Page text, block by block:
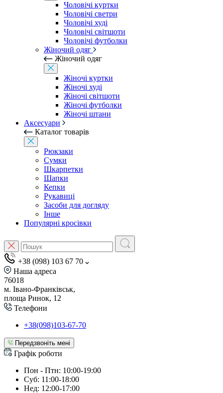
Чоловічі куртки
Чоловічі светри
Чоловічі худі
Чоловічі світшоти
Чоловічі футболки
Жіночий одяг
Жіночий одяг
Жіночі куртки
Жіночі худі
Жіночі світшоти
Жіночі футболки
Жіночі штани
Аксесуари
Каталог товарів
Рюкзаки
Сумки
Шкарпетки
Шапки
Кепки
Рукавиці
Засоби для догляду
Інше
Популярні кросівки
+38 (098) 103 67 70
Наша адреса
76018
м. Івано-Франківськ,
площа Ринок, 12
Телефони
+38(098)103-67-70
Передзвоніть мені
Графік роботи
Пон - Птн: 10:00-19:00
Суб: 11:00-18:00
Нед: 12:00-17:00